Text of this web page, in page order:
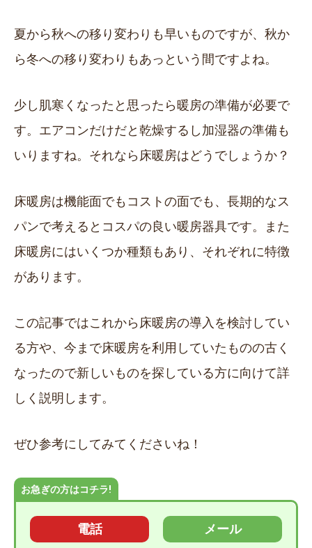
夏から秋への移り変わりも早いものですが、秋か
ら冬への移り変わりもあっという間ですよね。
少し肌寒くなったと思ったら暖房の準備が必要で
す。エアコンだけだと乾燥するし加湿器の準備も
いりますね。それなら床暖房はどうでしょうか？
床暖房は機能面でもコストの面でも、長期的なス
パンで考えるとコスパの良い暖房器具です。また
床暖房にはいくつか種類もあり、それぞれに特徴
があります。
この記事ではこれから床暖房の導入を検討してい
る方や、今まで床暖房を利用していたものの古く
なったので新しいものを探している方に向けて詳
しく説明します。
ぜひ参考にしてみてくださいね！
お急ぎの方はコチラ!
電話 メール